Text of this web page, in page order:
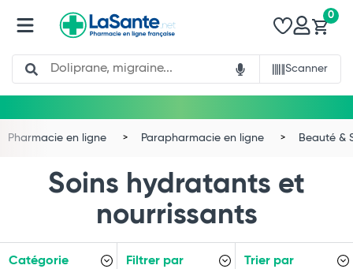
Search
Scanner
0
Pharmacie en ligne Parapharmacie en ligne Beauté &
Soins hydratants et
nourrissants
Catégorie Filtrer par Trier par